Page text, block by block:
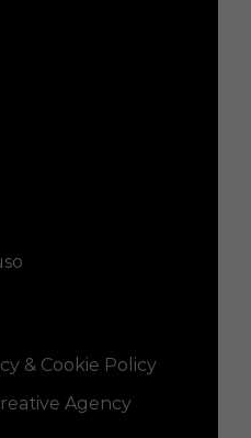
& Cookie Policy
Agency